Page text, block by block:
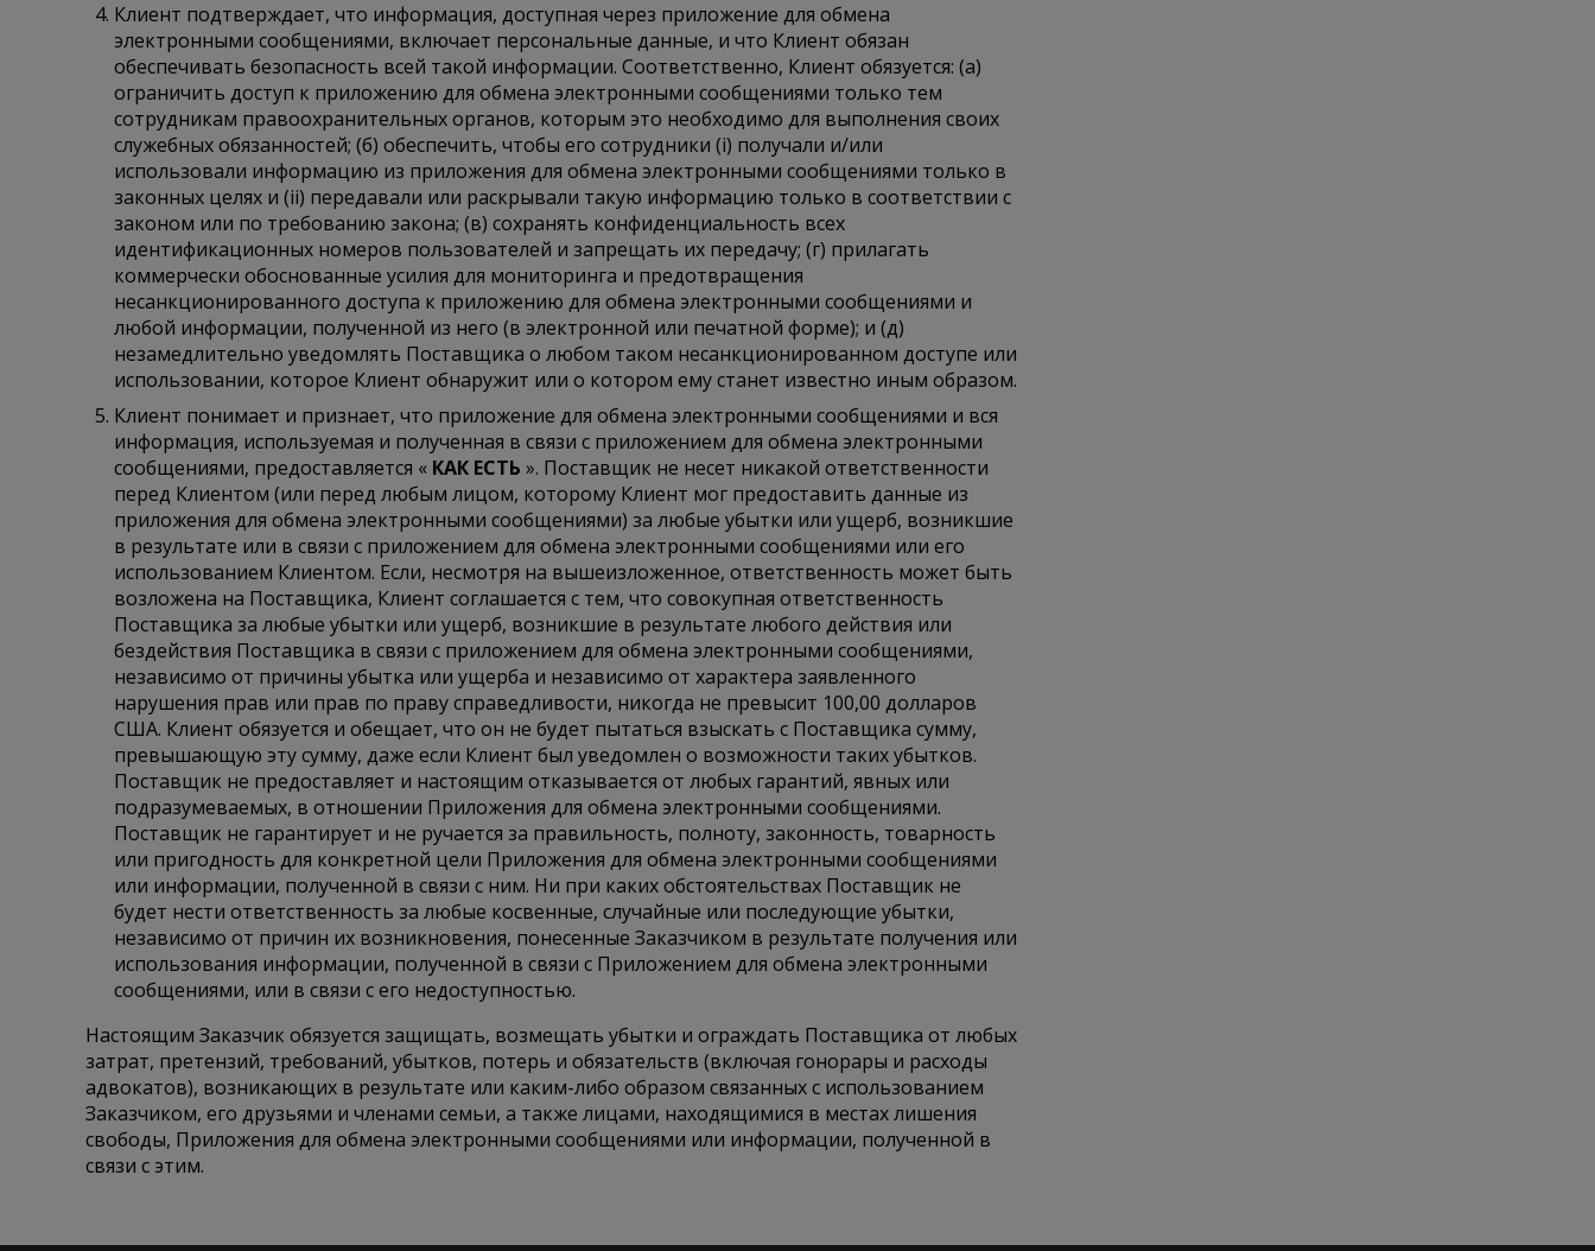
Клиент подтверждает, что информация, доступная через приложение для обмена
электронными сообщениями, включает персональные данные, и что Клиент обязан
обеспечивать безопасность всей такой информации. Соответственно, Клиент обязуется: (а)
ограничить доступ к приложению для обмена электронными сообщениями только тем
сотрудникам правоохранительных органов, которым это необходимо для выполнения своих
служебных обязанностей; (б) обеспечить, чтобы его сотрудники (i) получали и/или
использовали информацию из приложения для обмена электронными сообщениями только в
законных целях и (ii) передавали или раскрывали такую ​​информацию только в соответствии с
законом или по требованию закона; (в) сохранять конфиденциальность всех
идентификационных номеров пользователей и запрещать их передачу; (г) прилагать
коммерчески обоснованные усилия для мониторинга и предотвращения
несанкционированного доступа к приложению для обмена электронными сообщениями и
любой информации, полученной из него (в электронной или печатной форме); и (д)
незамедлительно уведомлять Поставщика о любом таком несанкционированном доступе или
использовании, которое Клиент обнаружит или о котором ему станет известно иным образом.
Клиент понимает и признает, что приложение для обмена электронными сообщениями и вся
информация, используемая и полученная в связи с приложением для обмена электронными
сообщениями, предоставляется « КАК ЕСТЬ ». Поставщик не несет никакой ответственности
перед Клиентом (или перед любым лицом, которому Клиент мог предоставить данные из
приложения для обмена электронными сообщениями) за любые убытки или ущерб, возникшие
в результате или в связи с приложением для обмена электронными сообщениями или его
использованием Клиентом. Если, несмотря на вышеизложенное, ответственность может быть
возложена на Поставщика, Клиент соглашается с тем, что совокупная ответственность
Поставщика за любые убытки или ущерб, возникшие в результате любого действия или
бездействия Поставщика в связи с приложением для обмена электронными сообщениями,
независимо от причины убытка или ущерба и независимо от характера заявленного
нарушения прав или прав по праву справедливости, никогда не превысит 100,00 долларов
США. Клиент обязуется и обещает, что он не будет пытаться взыскать с Поставщика сумму,
превышающую эту сумму, даже если Клиент был уведомлен о возможности таких убытков.
Поставщик не предоставляет и настоящим отказывается от любых гарантий, явных или
подразумеваемых, в отношении Приложения для обмена электронными сообщениями.
Поставщик не гарантирует и не ручается за правильность, полноту, законность, товарность
или пригодность для конкретной цели Приложения для обмена электронными сообщениями
или информации, полученной в связи с ним. Ни при каких обстоятельствах Поставщик не
будет нести ответственность за любые косвенные, случайные или последующие убытки,
независимо от причин их возникновения, понесенные Заказчиком в результате получения или
использования информации, полученной в связи с Приложением для обмена электронными
сообщениями, или в связи с его недоступностью.
Настоящим Заказчик обязуется защищать, возмещать убытки и ограждать Поставщика от любых
затрат, претензий, требований, убытков, потерь и обязательств (включая гонорары и расходы
адвокатов), возникающих в результате или каким-либо образом связанных с использованием
Заказчиком, его друзьями и членами семьи, а также лицами, находящимися в местах лишения
свободы, Приложения для обмена электронными сообщениями или информации, полученной в
связи с этим.